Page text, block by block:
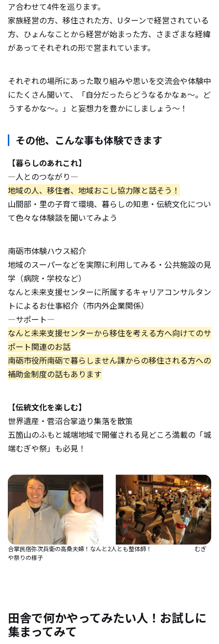
ア合わせて4件を巡ります。
家族経営の方、移住された方、Uターンで経営されている
方、ひょんなことから経営が始まった方、さまざまな経緯
があってそれぞれの形で営まれています。
それぞれの場所にあった取り組みや思いを交流会や体験中
にたくさん聞いて、「自分だったらどうなるかなぁ〜。ど
うするかな〜。」と妄想力を豊かにしましょう〜！
その他、こんな事も体験できます
【暮らしのあれこれ】
―人とのつながり―
地域の人、移住者、地域おこし協力隊と話そう！
山間部・里の子育て環境、暮らしの知恵・伝統文化につい
て色々な体験談を聞いてみよう
南砺市体験ハウス紹介
地域のスーパーなどを実際に利用してみる・公共施設の見
学（病院・学校など）
なんと未来支援センターに所属するキャリアコンサルタン
トによるお仕事紹介（市内外企業関係）
―サポート―
なんと未来支援センターから移住を考える方へ向けてのサ
ポート関連のお話
南砺市役所南砺で暮らしません課からの移住される方への
補助金制度の話もあります
【伝統文化を楽しむ】
世界遺産・菅沼合掌造り集落を散策
五箇山のふもと城端地域で開催される見どころ満載の「城
端むぎや祭」も必見！
合掌民宿弥次兵衛の高桑夫婦！なんと2人とも整体師！ むぎ
や祭りの様子
田舎で何かやってみたい人！お試しに
集まってみて